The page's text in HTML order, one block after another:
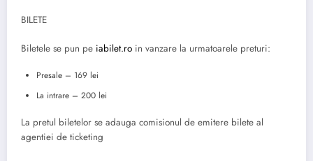
BILETE
Biletele se pun pe iabilet.ro in vanzare la urmatoarele preturi:
Presale – 169 lei
La intrare – 200 lei
La pretul biletelor se adauga comisionul de emitere bilete al
agentiei de ticketing